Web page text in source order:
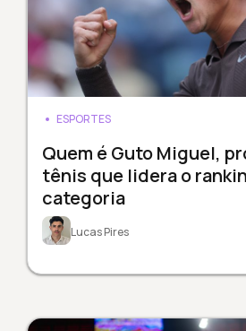
ESPORTES
Quem é Guto Miguel,
tênis que lidera o
categoria
Lucas Pires